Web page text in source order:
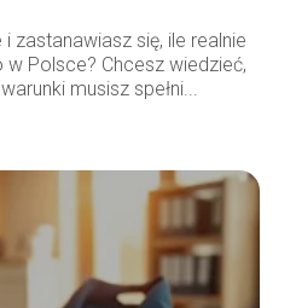
zastanawiasz się, ile realnie
Polsce? Chcesz wiedzieć,
musisz spełni...